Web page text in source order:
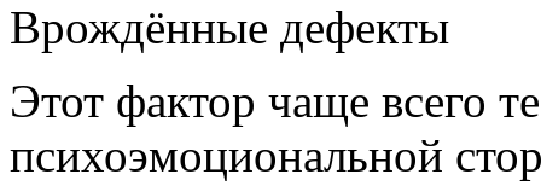
Врождённые дефекты
Этот фактор чаще всего
психоэмоциональной